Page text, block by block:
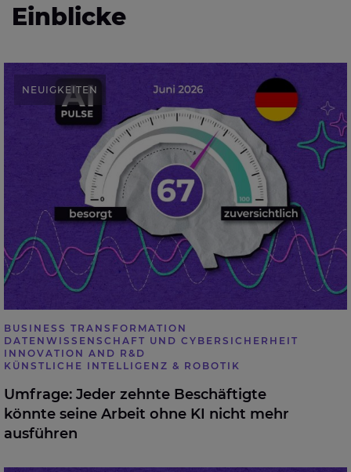
Einblicke
Umfrage: Jeder zehnte Beschäftigte könnte seine
Arbeit ohne KI nicht mehr ausführen
NEUIGKEITEN
BUSINESS TRANSFORMATION
DATENWISSENSCHAFT UND CYBERSICHERHEIT
INNOVATION AND R&D
KÜNSTLICHE INTELLIGENZ & ROBOTIK
Umfrage: Jeder zehnte Beschäftigte
könnte seine Arbeit ohne KI nicht mehr
ausführen